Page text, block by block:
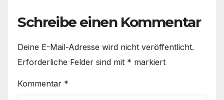
Schreibe einen Kommentar
Deine E-Mail-Adresse wird nicht veröffentlicht.
Erforderliche Felder sind mit * markiert
Kommentar *